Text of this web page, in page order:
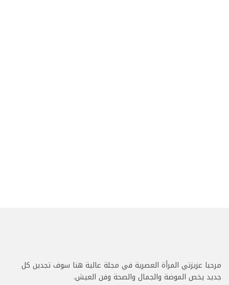
مرحبا عزيزتي المرأة العصرية في مجلة عالية هنا سوف تجدين كل
جديد يخص الموضة والجمال والصحة وفن العيش.